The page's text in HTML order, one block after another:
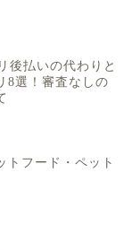
後払いの代わりと
8選！審査なしの
トフード・ペット